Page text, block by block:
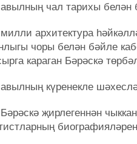
чал тарихы белән
архитектура
чоры белән бәйле
караган Бәрәскә
күренекле
җирлегеннән